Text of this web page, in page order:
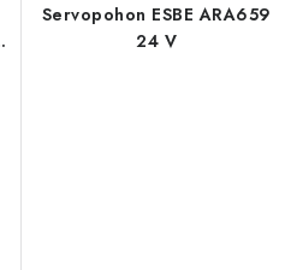
Servopohon ESBE ARA659
24 V